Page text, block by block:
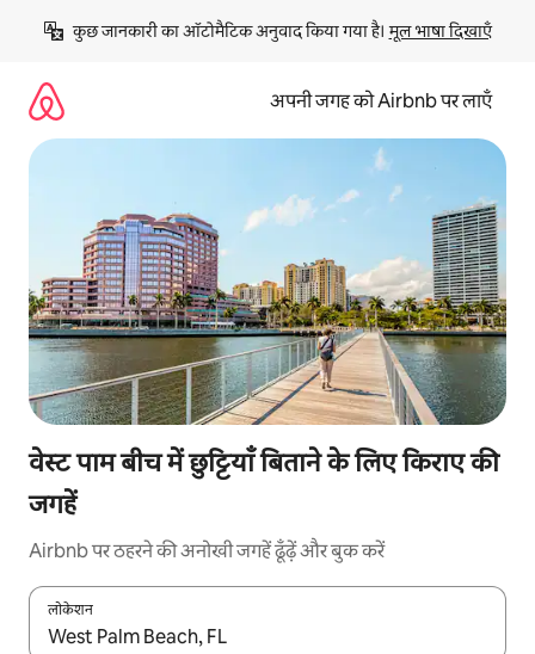
छोड़कर
कॉन्टेंट
कुछ जानकारी का ऑटोमैटिक अनुवाद किया गया है। मूल भाषा दिखाएँ
अपनी जगह को Airbnb पर लाएँ
वेस्ट पाम बीच में छुट्टियाँ बिताने के लिए किराए की
जगहें
Airbnb पर ठहरने की अनोखी जगहें ढूँढ़ें और बुक करें
लोकेशन
नतीजों के उपलब्ध होने पर, अप और डाउन 'ऐरो की' का इस्तेमाल करके नेविगेट